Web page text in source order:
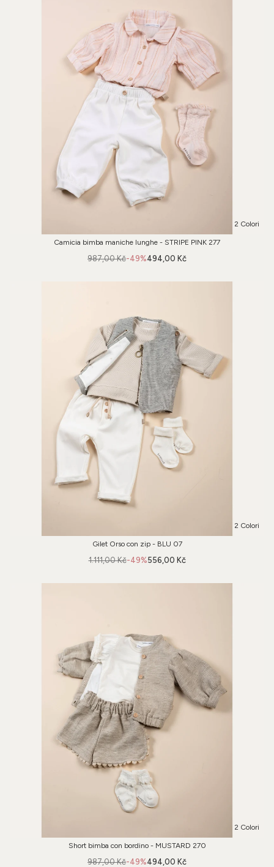
2 Colori
Camicia bimba maniche lunghe - STRIPE PINK 277
-49%
987,00 Kč 494,00 Kč
2 Colori
Gilet Orso con zip - BLU 07
-49%
1.111,00 Kč 556,00 Kč
2 Colori
Short bimba con bordino - MUSTARD 270
-49%
987,00 Kč 494,00 Kč